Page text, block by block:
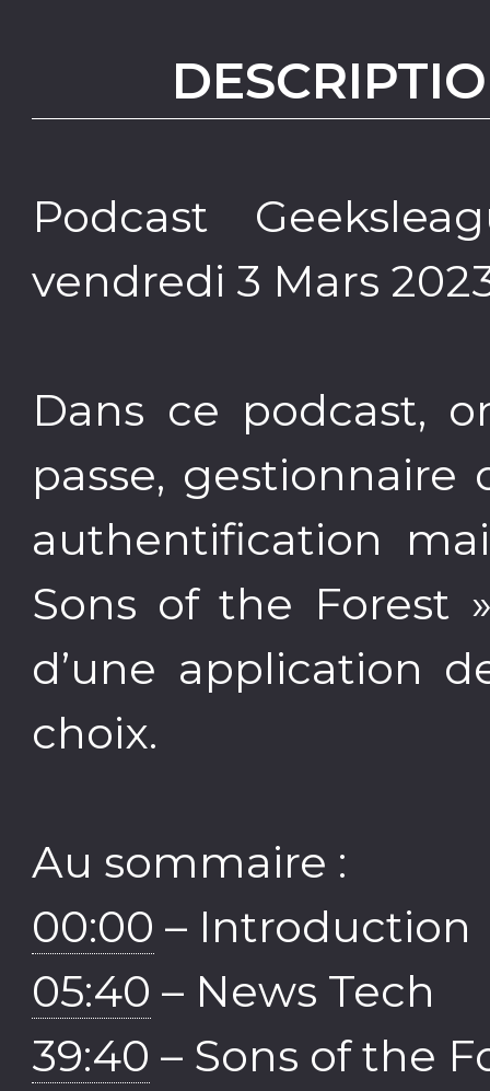
Podcast
vendredi 3 Mars
Dans ce podcast,
passe,
authentification
Sons of the Forest
d’une application
choix.
Au sommaire :
00:00 – Introduction
05:40 – News Tech
39:40 – Sons of the